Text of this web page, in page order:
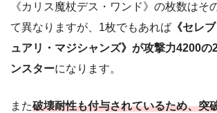
《カリス魔杖デス・ワンド》の枚数はそ
て異なりますが、1枚でもあれば 《セレ
ュアリ・マジシャンズ》が攻撃力4200の
ンスターになります。
また破壊耐性も付与されているため、突